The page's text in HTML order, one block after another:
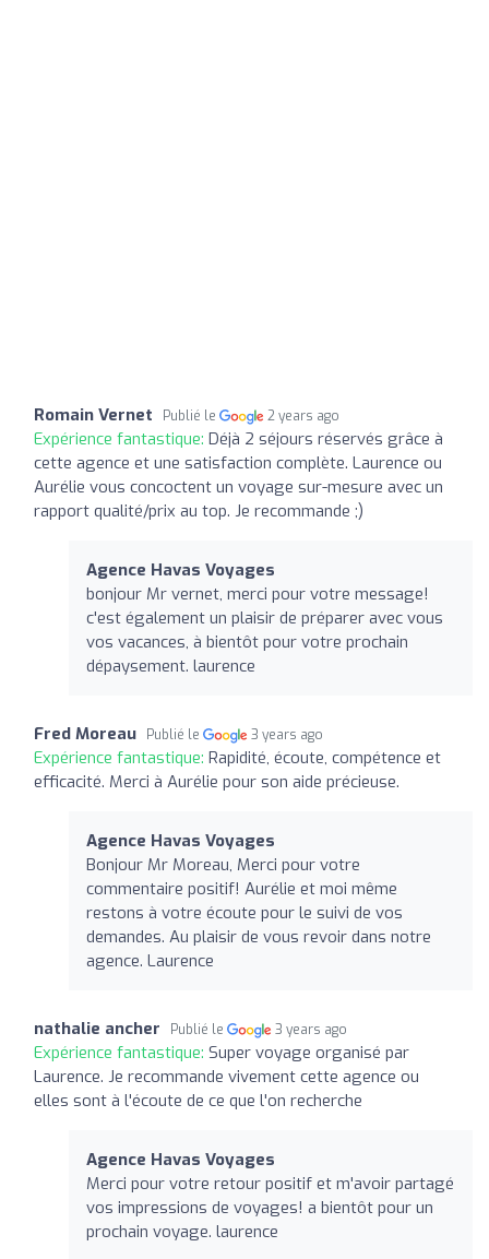
Romain Vernet Publié le 2 years ago
Expérience fantastique: Déjà 2 séjours réservés grâce à
cette agence et une satisfaction complète. Laurence ou
Aurélie vous concoctent un voyage sur-mesure avec un
rapport qualité/prix au top. Je recommande ;)
Agence Havas Voyages
bonjour Mr vernet, merci pour votre message!
c'est également un plaisir de préparer avec vous
vos vacances, à bientôt pour votre prochain
dépaysement. laurence
Fred Moreau Publié le 3 years ago
Expérience fantastique: Rapidité, écoute, compétence et
efficacité. Merci à Aurélie pour son aide précieuse.
Agence Havas Voyages
Bonjour Mr Moreau, Merci pour votre
commentaire positif! Aurélie et moi même
restons à votre écoute pour le suivi de vos
demandes. Au plaisir de vous revoir dans notre
agence. Laurence
nathalie ancher Publié le 3 years ago
Expérience fantastique: Super voyage organisé par
Laurence. Je recommande vivement cette agence ou
elles sont à l'écoute de ce que l'on recherche
Agence Havas Voyages
Merci pour votre retour positif et m'avoir partagé
vos impressions de voyages! a bientôt pour un
prochain voyage. laurence